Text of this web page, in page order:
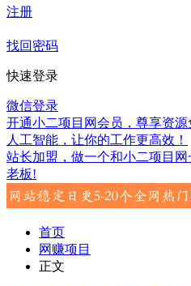
注册
找回密码
快速登录
微信登录
开通小二项目网会员，尊享资源
人工智能，让你的工作更高效！
站长加盟，做一个和小二项目
老板!
首页
网赚项目
正文